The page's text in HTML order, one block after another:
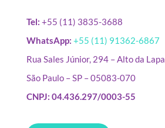
Tel: +55 (11) 3835-3688
WhatsApp: +55 (11) 91362-6867
Rua Sales Júnior, 294 – Alto da Lapa
São Paulo – SP – 05083-070
CNPJ: 04.436.297/0003-55